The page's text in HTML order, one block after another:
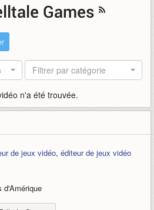
Games
Filtrer par catégorie
n'a été trouvée.
de jeux vidéo, éditeur de jeux vidéo
d'Amérique